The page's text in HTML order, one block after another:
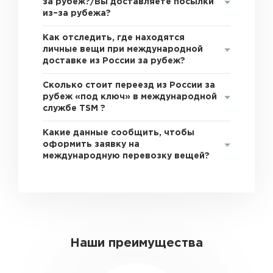
за рубеж?/Вы доставляете посылки
из–за рубежа?
Как отследить, где находятся
личные вещи при международной
доставке из России за рубеж?
Сколько стоит переезд из России за
рубеж «под ключ» в международной
службе TSM ?
Какие данные сообщить, чтобы
оформить заявку на
международную перевозку вещей?
Наши преимущества